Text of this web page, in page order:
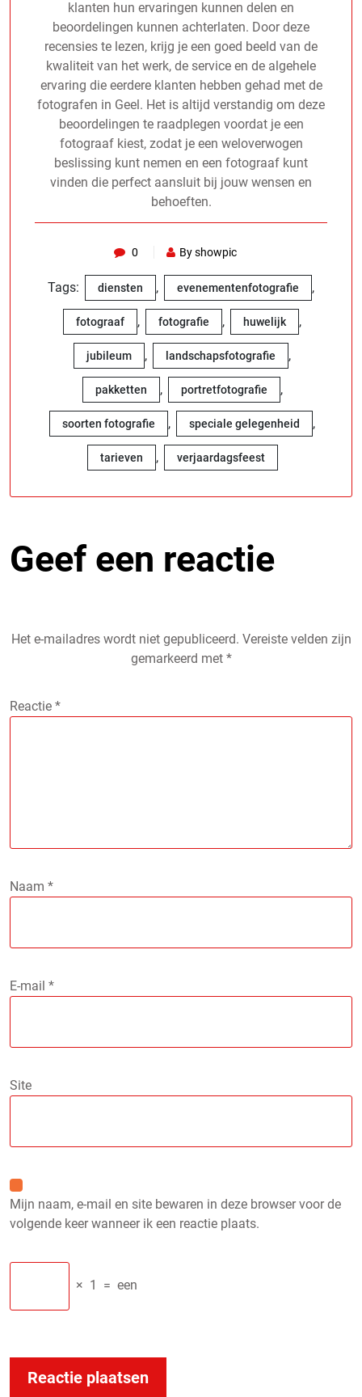
klanten hun ervaringen kunnen delen en
beoordelingen kunnen achterlaten. Door deze
recensies te lezen, krijg je een goed beeld van de
kwaliteit van het werk, de service en de algehele
ervaring die eerdere klanten hebben gehad met de
fotografen in Geel. Het is altijd verstandig om deze
beoordelingen te raadplegen voordat je een
fotograaf kiest, zodat je een weloverwogen
beslissing kunt nemen en een fotograaf kunt
vinden die perfect aansluit bij jouw wensen en
behoeften.
0 By showpic
Tags: diensten , evenementenfotografie ,
fotograaf , fotografie , huwelijk ,
jubileum , landschapsfotografie ,
pakketten , portretfotografie ,
soorten fotografie , speciale gelegenheid ,
tarieven , verjaardagsfeest
Geef een reactie
Het e-mailadres wordt niet gepubliceerd. Vereiste velden zijn
gemarkeerd met *
Reactie *
Naam *
E-mail *
Site
Mijn naam, e-mail en site bewaren in deze browser voor de
volgende keer wanneer ik een reactie plaats.
× 1 = een